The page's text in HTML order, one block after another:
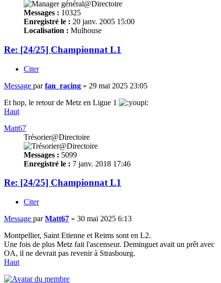
Messages : 10325
Enregistré le : 20 janv. 2005 15:00
Localisation : Mulhouse
Re: [24/25] Championnat L1
Citer
Message parfan_racing » 29 mai 2025 23:05
Et hop, le retour de Metz en Ligue 1
Haut
Matt67
Trésorier@Directoire
Messages : 5099
Enregistré le : 7 janv. 2018 17:46
Re: [24/25] Championnat L1
Citer
Message parMatt67 » 30 mai 2025 6:13
Montpellier, Saint Etienne et Reims sont en L2.
Une fois de plus Metz fait l'ascenseur. Deminguet avait un prêt avec
OA, il ne devrait pas revenir à Strasbourg.
Haut